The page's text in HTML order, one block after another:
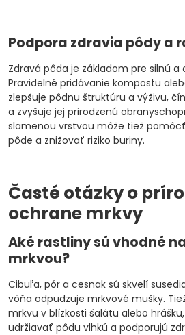
Podpora zdravia pôdy a
Zdravá pôda je základom pre silnú a
Pravidelné pridávanie kompostu
zlepšuje pôdnu štruktúru a výživu,
a zvyšuje jej prirodzenú
slamenou vrstvou môže tiež
pôde a znižovať riziko buriny.
Časté otázky o
ochrane mrkvy
Aké rastliny sú vhodné
mrkvou?
Cibuľa, pór a cesnak sú skvelí
vôňa odpudzuje mrkvové mušky.
mrkvu v blízkosti šalátu alebo
udržiavať pôdu vlhkú a podporujú